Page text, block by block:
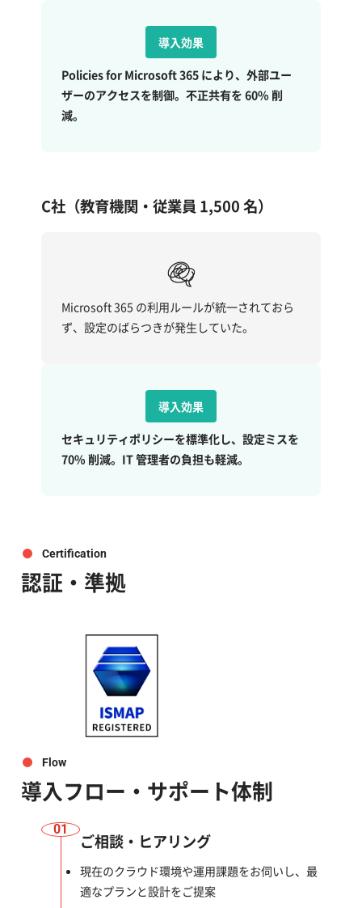
導入効果
Policies for Microsoft 365 により、外部ユー
ザーのアクセスを制御。不正共有を 60% 削
減。
C社（教育機関・従業員 1,500 名）
Microsoft 365 の利用ルールが統一されておら
ず、設定のばらつきが発生していた。
導入効果
セキュリティポリシーを標準化し、設定ミスを
70% 削減。IT 管理者の負担も軽減。
Certification
認証・準拠
Flow
導入フロー・サポート体制
01
ご相談・ヒアリング
現在のクラウド環境や運用課題をお伺いし、最
適なプランと設計をご提案